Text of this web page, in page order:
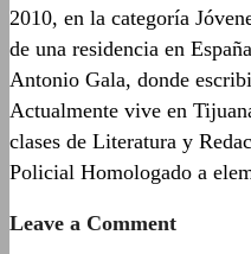
2010, en la categoría
de una residencia en
Antonio Gala, donde
Actualmente vive en
clases de Literatura y
Policial Homologado a
Leave a Comment